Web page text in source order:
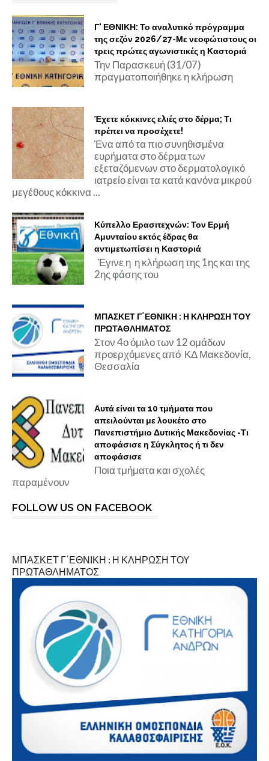
Γ' ΕΘΝΙΚΗ: Το αναλυτικό πρόγραμμα
της σεζόν 2026/27-Με νεοφώτιστους οι
τρεις πρώτες αγωνιστικές η Καστοριά
Την Παρασκευή (31/07)
πραγματοποιήθηκε η κλήρωση
Έχετε κόκκινες ελιές στο δέρμα; Τι
πρέπει να προσέχετε!
Ένα από τα πιο συνηθισμένα
ευρήματα στο δέρμα των
εξεταζόμενων στο δερματολογικό
ιατρείο είναι τα κατά κανόνα μικρού
μεγέθους κόκκινα ...
Κύπελλο Ερασιτεχνών: Τον Ερμή
Αμυνταίου εκτός έδρας θα
αντιμετωπίσει η Καστοριά
Έγινε η η κλήρωση της 1ης και της
2ης φάσης του
ΜΠΑΣΚΕΤ Γ΄ΕΘΝΙΚΗ : Η ΚΛΗΡΩΣΗ ΤΟΥ
ΠΡΩΤΑΘΛΗΜΑΤΟΣ
Στον 4ο όμιλο των 12 ομάδων
προερχόμενες από ΚΔ Μακεδονία,
Θεσσαλία
Αυτά είναι τα 10 τμήματα που
απειλούνται με λουκέτο στο
Πανεπιστήμιο Δυτικής Μακεδονίας -Τι
αποφάσισε η Σύγκλητος ή τι δεν
αποφάσισε
Ποια τμήματα και σχολές
παραμένουν
FOLLOW US ON FACEBOOK
ΜΠΑΣΚΕΤ Γ΄ΕΘΝΙΚΗ : Η ΚΛΗΡΩΣΗ ΤΟΥ
ΠΡΩΤΑΘΛΗΜΑΤΟΣ